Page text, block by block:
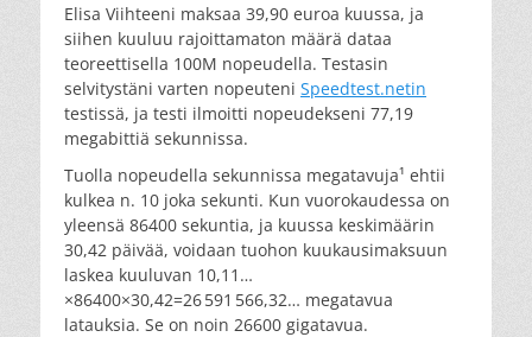
Elisa Viihteeni maksaa 39,90 euroa kuussa, ja
siihen kuuluu rajoittamaton määrä dataa
teoreettisella 100M nopeudella. Testasin
selvitystäni varten nopeuteni Speedtest.netin
testissä, ja testi ilmoitti nopeudekseni 77,19
megabittiä sekunnissa.
Tuolla nopeudella sekunnissa megatavuja¹ ehtii
kulkea n. 10 joka sekunti. Kun vuorokaudessa on
yleensä 86400 sekuntia, ja kuussa keskimäärin
30,42 päivää, voidaan tuohon kuukausimaksuun
laskea kuuluvan 10,11…
×86400×30,42=26 591 566,32… megatavua
latauksia. Se on noin 26600 gigatavua.